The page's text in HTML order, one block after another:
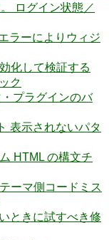
ログイン状態／
ラーによりウィジ
化して検証する
ク
プラグインのバ
表示されないパタ
HTML の構文チ
ーマ側コードミス
ときに試すべき修